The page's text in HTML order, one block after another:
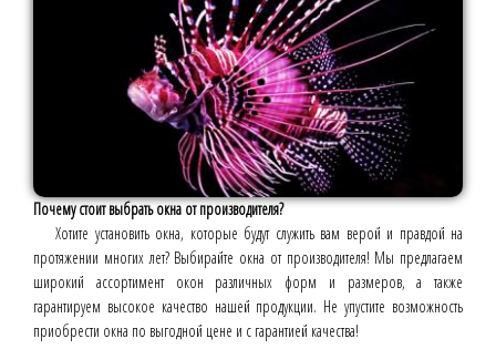
Почему стоит выбрать окна от производителя?
Хотите установить окна, которые будут служить вам верой и правдой на
протяжении многих лет? Выбирайте окна от производителя! Мы предлагаем
широкий ассортимент окон различных форм и размеров, а также
гарантируем высокое качество нашей продукции. Не упустите возможность
приобрести окна по выгодной цене и с гарантией качества!